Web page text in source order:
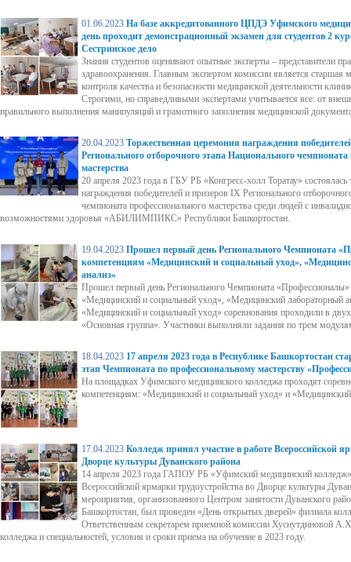
01.06.2023 На базе аккредитованного ЦПДЭ Уфимского
день проходит демонстрационный экзамен для студентов 2
Сестринское дело
Знания студентов оценивают опытные эксперты – представители
здравоохранения. Главным экспертом комиссии является старшая
контроля качества и безопасности медицинской деятельности
Строгими, но справедливыми экспертами учитывается все: от
правильного выполнения манипуляций и грамотного заполнения медицинской
20.04.2023 Торжественная церемония награждения
Регионального отборочного этапа Национального чемпионата
мастерства
20 апреля 2023 года в ГБУ РБ «Конгресс-холл Торатау»
награждения победителей и призеров IX Регионального
чемпионата профессионального мастерства среди людей с
возможностями здоровья «АБИЛИМПИКС» Республики Башкортостан.
19.04.2023 Прошел первый день Регионального Чемпионата
компетенциям «Медицинский и социальный уход»,
анализ»
Прошел первый день Регионального Чемпионата
«Медицинский и социальный уход», «Медицинский лабораторный
«Медицинский и социальный уход» соревнования проходили в
«Основная группа». Участники выполняли задания по трем
18.04.2023 17 апреля 2023 года в Республике Башкортостан
этап Чемпионата по профессиональному мастерству
На площадках Уфимского медицинского колледжа проходят
компетенциям: «Медицинский и социальный уход» и
17.04.2023 Колледж принял участие в работе Всероссийской
Дворце культуры Дуванского района
14 апреля 2023 года ГАПОУ РБ «Уфимский медицинский колледж»
Всероссийской ярмарки трудоустройства во Дворце культуры
мероприятия, организованного Центром занятости Дуванского
Башкортостан, был проведен «День открытых дверей» филиала
Ответственным секретарем приемной комиссии Хуснутдиновой
колледжа и специальностей, условия и сроки приема на обучение в 2023 году.